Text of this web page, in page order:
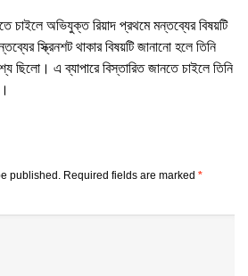
চাইলে অভিযুক্ত রিয়াদ প্রথমে মন্তব্যের বিষয়টি
স্ক্রিনশট থাকার বিষয়টি জানানো হলে তিনি
ছিলো। এ ব্যাপারে বিস্তারিত জানতে চাইলে তিনি
published. Required fields are marked *